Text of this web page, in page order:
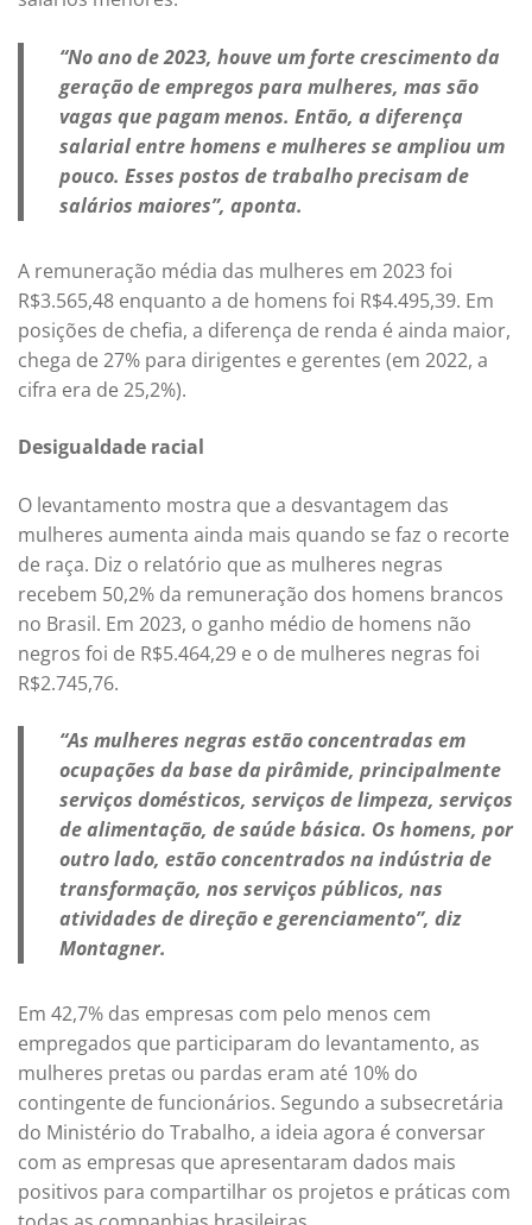
“No ano de 2023, houve um forte crescimento da
geração de empregos para mulheres, mas são
vagas que pagam menos. Então, a diferença
salarial entre homens e mulheres se ampliou um
pouco. Esses postos de trabalho precisam de
salários maiores”, aponta.
A remuneração média das mulheres em 2023 foi
R$3.565,48 enquanto a de homens foi R$4.495,39. Em
posições de chefia, a diferença de renda é ainda maior,
chega de 27% para dirigentes e gerentes (em 2022, a
cifra era de 25,2%).
Desigualdade racial
O levantamento mostra que a desvantagem das
mulheres aumenta ainda mais quando se faz o recorte
de raça. Diz o relatório que as mulheres negras
recebem 50,2% da remuneração dos homens brancos
no Brasil. Em 2023, o ganho médio de homens não
negros foi de R$5.464,29 e o de mulheres negras foi
R$2.745,76.
“As mulheres negras estão concentradas em
ocupações da base da pirâmide, principalmente
serviços domésticos, serviços de limpeza, serviços
de alimentação, de saúde básica. Os homens, por
outro lado, estão concentrados na indústria de
transformação, nos serviços públicos, nas
atividades de direção e gerenciamento”, diz
Montagner.
Em 42,7% das empresas com pelo menos cem
empregados que participaram do levantamento, as
mulheres pretas ou pardas eram até 10% do
contingente de funcionários. Segundo a subsecretária
do Ministério do Trabalho, a ideia agora é conversar
com as empresas que apresentaram dados mais
positivos para compartilhar os projetos e práticas com